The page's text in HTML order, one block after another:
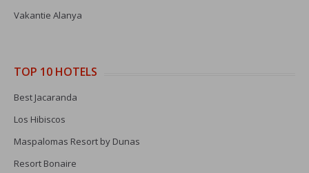
Vakantie Alanya
TOP 10 HOTELS
Best Jacaranda
Los Hibiscos
Maspalomas Resort by Dunas
Resort Bonaire